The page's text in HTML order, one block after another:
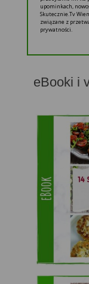
upominkach,
Skutecznie.Tv
związane z
prywatności.
eBooki i